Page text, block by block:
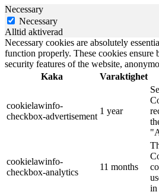
Necessary
Necessary
Alltid aktiverad
Necessary cookies are absolutely
function properly. These cookies ensure
security features of the website,
Kaka
Varaktighet
cookielawinfo-
checkbox-advertisement
1 year
cookielawinfo-
checkbox-analytics
11 months
in